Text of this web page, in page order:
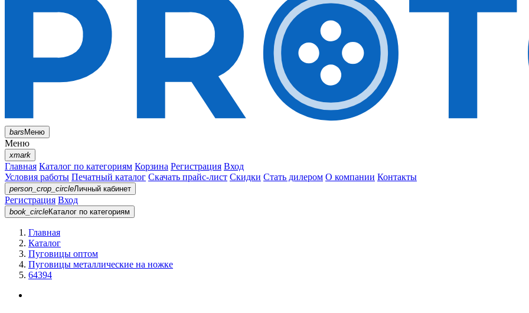
barsМеню
Меню
xmark
Главная Каталог по категориям Корзина Регистрация Вход
Условия работы Печатный каталог Скачать прайс-лист Скидки Стать дилером О компании Контакты
person_crop_circleЛичный кабинет
Регистрация Вход
book_circleКаталог по категориям
Главная
Каталог
Пуговицы оптом
Пуговицы металлические на ножке
64394